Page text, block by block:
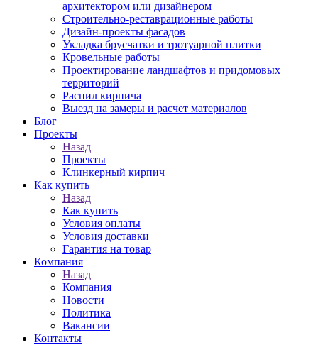
архитектором или дизайнером
Строительно-реставрационные работы
Дизайн-проекты фасадов
Укладка брусчатки и тротуарной плитки
Кровельные работы
Проектирование ландшафтов и придомовых
территорий
Распил кирпича
Выезд на замеры и расчет материалов
Блог
Проекты
Назад
Проекты
Клинкерный кирпич
Как купить
Назад
Как купить
Условия оплаты
Условия доставки
Гарантия на товар
Компания
Назад
Компания
Новости
Политика
Вакансии
Контакты